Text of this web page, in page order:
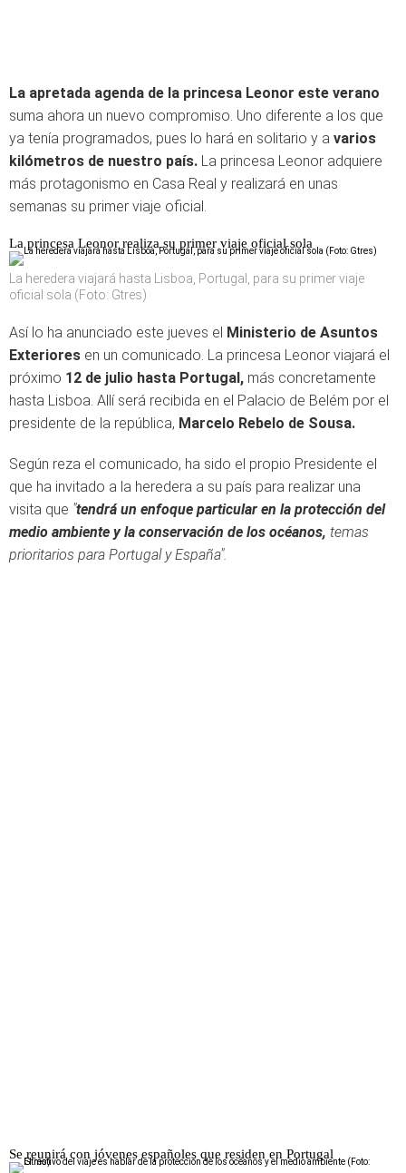
La apretada agenda de la princesa Leonor este verano
suma ahora un nuevo compromiso. Uno diferente a los que
ya tenía programados, pues lo hará en solitario y a varios
kilómetros de nuestro país. La princesa Leonor adquiere
más protagonismo en Casa Real y realizará en unas
semanas su primer viaje oficial.
La princesa Leonor realiza su primer viaje oficial sola
La heredera viajará hasta Lisboa, Portugal, para su primer viaje
oficial sola (Foto: Gtres)
Así lo ha anunciado este jueves el Ministerio de Asuntos
Exteriores en un comunicado. La princesa Leonor viajará el
próximo 12 de julio hasta Portugal, más concretamente
hasta Lisboa. Allí será recibida en el Palacio de Belém por el
presidente de la república, Marcelo Rebelo de Sousa.
Según reza el comunicado, ha sido el propio Presidente el
que ha invitado a la heredera a su país para realizar una
visita que "tendrá un enfoque particular en la protección del
medio ambiente y la conservación de los océanos, temas
prioritarios para Portugal y España".
Se reunirá con jóvenes españoles que residen en Portugal